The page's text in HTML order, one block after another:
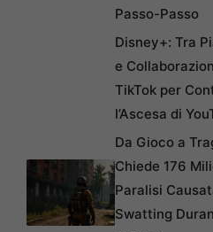
Passo-Passo
Disney+: Tra
e
TikTok per
l’Ascesa di
Da Gioco a
Chiede 176
Paralisi
Swatting